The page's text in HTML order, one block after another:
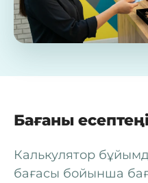
Бағаны
Калькулятор
бағасы бойынша